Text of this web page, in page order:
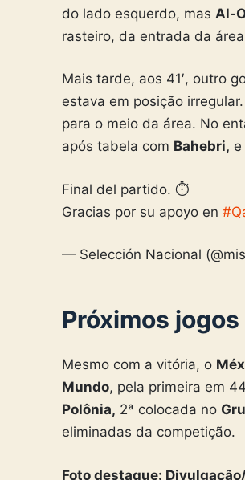
do lado esquerdo, mas Al-
rasteiro, da entrada da
Mais tarde, aos 41′, outro
estava em posição
para o meio da área. No
após tabela com Bahebri,
Final del partido. ⏱
Gracias por su apoyo en
— Selección Nacional
Próximos
Mesmo com a vitória, o
Mundo, pela primeira em
Polônia, 2ª colocada no
eliminadas da competição.
Foto destaque: